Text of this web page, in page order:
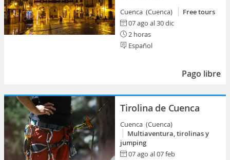
Cuenca (Cuenca)
Free tours
07 ago al 30 dic
2 horas
Español
Pago libre
Tirolina de Cuenca
Cuenca (Cuenca)
Multiaventura, tirolinas y
jumping
07 ago al 07 feb